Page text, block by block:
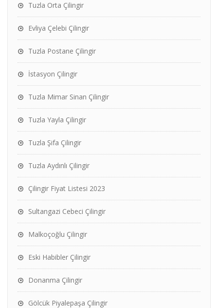
Tuzla Orta Çilingir
Evliya Çelebi Çilingir
Tuzla Postane Çilingir
İstasyon Çilingir
Tuzla Mimar Sinan Çilingir
Tuzla Yayla Çilingir
Tuzla Şifa Çilingir
Tuzla Aydınlı Çilingir
Çilingir Fiyat Listesi 2023
Sultangazi Cebeci Çilingir
Malkoçoğlu Çilingir
Eski Habibler Çilingir
Donanma Çilingir
Gölcük Piyalepaşa Çilingir